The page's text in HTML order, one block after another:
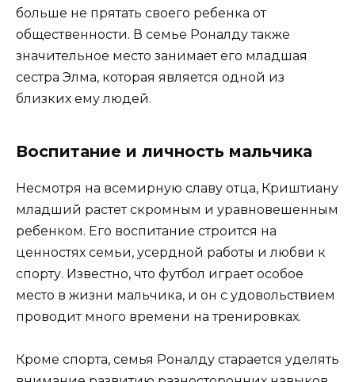
больше не прятать своего ребенка от
общественности. В семье Роналду также
значительное место занимает его младшая
сестра Элма, которая является одной из
близких ему людей.
Воспитание и личность мальчика
Несмотря на всемирную славу отца, Криштиану
младший растет скромным и уравновешенным
ребенком. Его воспитание строится на
ценностях семьи, усердной работы и любви к
спорту. Известно, что футбол играет особое
место в жизни мальчика, и он с удовольствием
проводит много времени на тренировках.
Кроме спорта, семья Роналду старается уделять